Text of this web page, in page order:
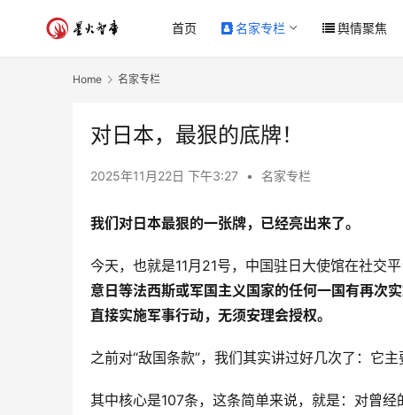
首页 名家专栏 舆情聚焦
Home 名家专栏
对日本，最狠的底牌！
2025年11月22日 下午3:27 • 名家专栏
我们对日本最狠的一张牌，已经亮出来了。
今天，也就是11月21号，中国驻日大使馆在社交平
意日等法西斯或军国主义国家的任何一国有再次
直接实施军事行动，无须安理会授权。
之前对“敌国条款”，我们其实讲过好几次了：它
其中核心是107条，这条简单来说，就是：对曾